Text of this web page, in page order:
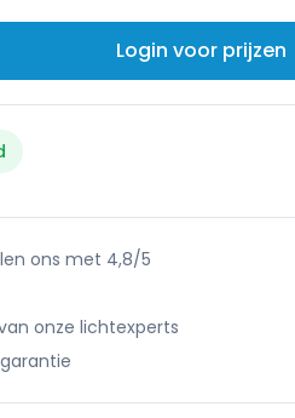
Login voor prijzen
ons met 4,8/5
onze lichtexperts